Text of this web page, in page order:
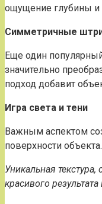
ощущение глубины и
Симметричные
Еще один
значительно
подход добавит
Игра света и тени
Важным аспектом
поверхности
Уникальная
красивого